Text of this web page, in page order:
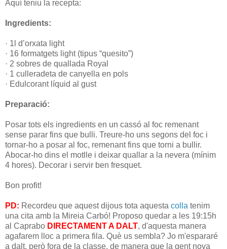
Aquí teniu la recepta:
Ingredients:
· 1l d’orxata light
· 16 formatgets light (tipus “quesito”)
· 2 sobres de quallada Royal
· 1 culleradeta de canyella en pols
· Edulcorant líquid al gust
Preparació:
Posar tots els ingredients en un cassó al foc remenant
sense parar fins que bulli. Treure-ho uns segons del foc i
tornar-ho a posar al foc, remenant fins que torni a bullir.
Abocar-ho dins el motlle i deixar quallar a la nevera (mínim
4 hores). Decorar i servir ben fresquet.
Bon profit!
PD: Recordeu que aquest dijous tota aquesta colla tenim
una cita amb la Mireia Carbó! Proposo quedar a les 19:15h
al Caprabo DIRECTAMENT A DALT, d'aquesta manera
agafarem lloc a primera fila. Què us sembla? Jo m'espararé
a dalt, però fora de la classe, de manera que la gent nova